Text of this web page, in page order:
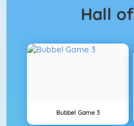
Hall of
Bubbel Game 3